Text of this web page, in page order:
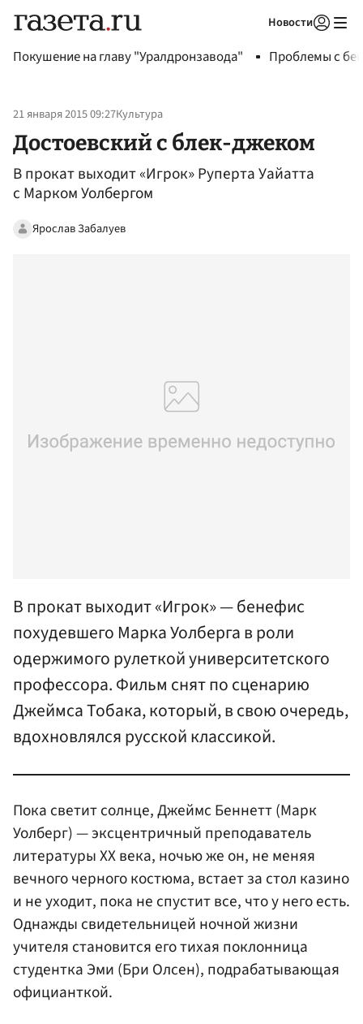
Новости
Покушение на главу "Уралдронзавода" Проблемы с
21 января 2015 09:27Культура
Достоевский с блек-джеком
В прокат выходит «Игрок» Руперта Уайатта
с Марком Уолбергом
Ярослав Забалуев
В прокат выходит «Игрок» — бенефис
похудевшего Марка Уолберга в роли
одержимого рулеткой университетского
профессора. Фильм снят по сценарию
Джеймса Тобака, который, в свою очередь,
вдохновлялся русской классикой.
Пока светит солнце, Джеймс Беннетт (Марк
Уолберг) — эксцентричный преподаватель
литературы XX века, ночью же он, не меняя
вечного черного костюма, встает за стол казино
и не уходит, пока не спустит все, что у него есть.
Однажды свидетельницей ночной жизни
учителя становится его тихая поклонница
студентка Эми (Бри Олсен), подрабатывающая
официанткой.